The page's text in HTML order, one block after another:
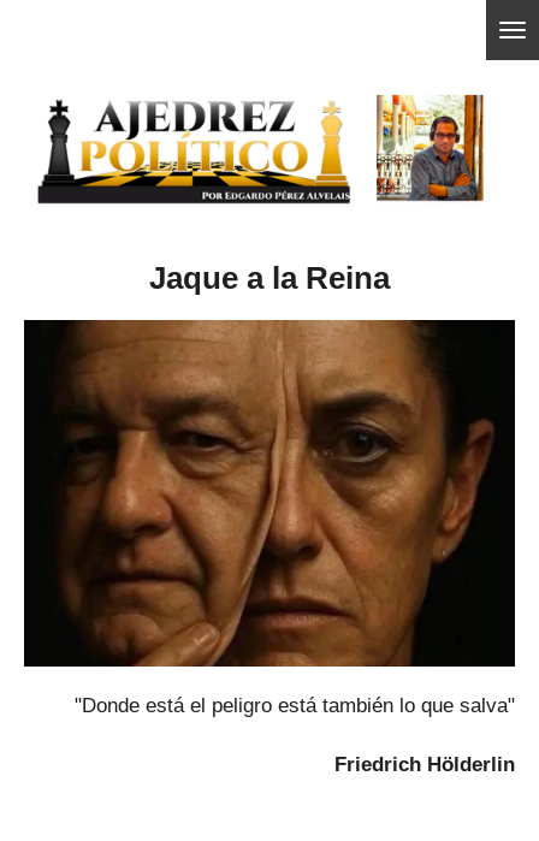
contenido
principal
Jaque a la Reina
"Donde está el peligro está también lo que salva"
Friedrich Hölderlin